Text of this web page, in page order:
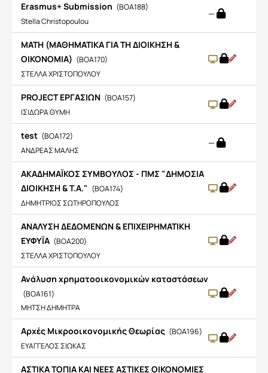
Erasmus+ Submission (BOA188)
Stella Christopoulou
—
MATH (ΜΑΘΗΜΑΤΙΚΑ ΓΙΑ ΤΗ ΔΙΟΙΚΗΣΗ &
ΟΙΚΟΝΟΜΙΑ) (BOA170)
ΣΤΕΛΛΑ ΧΡΙΣΤΟΠΟΥΛΟΥ
PROJECT ΕΡΓΑΣΙΩΝ (BOA157)
ΙΣΙΔΩΡΑ ΘΥΜΗ
test (BOA172)
ΑΝΔΡΕΑΣ ΜΑΛΗΣ
—
ΑΚΑΔΗΜΑΪΚΟΣ ΣΥΜΒΟΥΛΟΣ - ΠΜΣ "ΔΗΜΟΣΙΑ
ΔΙΟΙΚΗΣΗ & Τ.Α." (BOA174)
ΔΗΜΗΤΡΙΟΣ ΣΩΤΗΡΟΠΟΥΛΟΣ
ΑΝΑΛΥΣΗ ΔΕΔΟΜΕΝΩΝ & ΕΠΙΧΕΙΡΗΜΑΤΙΚΗ
ΕΥΦΥΪΑ (BOA200)
ΣΤΕΛΛΑ ΧΡΙΣΤΟΠΟΥΛΟΥ
Ανάλυση χρηματοοικονομικών καταστάσεων
(BOA161)
ΜΗΤΣΗ ΔΗΜΗΤΡΑ
Αρχές Μικροοικονομικής Θεωρίας (BOA196)
ΕΥΑΓΓΕΛΟΣ ΣΙΩΚΑΣ
ΑΣΤΙΚΑ ΤΟΠΙΑ ΚΑΙ ΝΕΕΣ ΑΣΤΙΚΕΣ ΟΙΚΟΝΟΜΙΕΣ